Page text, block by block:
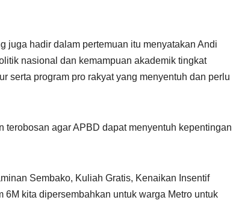
juga hadir dalam pertemuan itu menyatakan Andi
nasional dan kemampuan akademik tingkat
serta program pro rakyat yang menyentuh dan perlu
terobosan agar APBD dapat menyentuh kepentingan
Sembako, Kuliah Gratis, Kenaikan Insentif
kita dipersembahkan untuk warga Metro untuk